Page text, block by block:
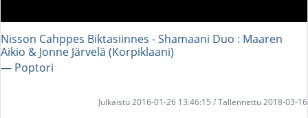
Nisson Cahppes Biktasiinnes - Shamaani Duo : Maaren
Aikio & Jonne Järvelä (Korpiklaani)
― Poptori
Julkaistu 2016-01-26 13:46:15 / Tallennettu 2018-03-16